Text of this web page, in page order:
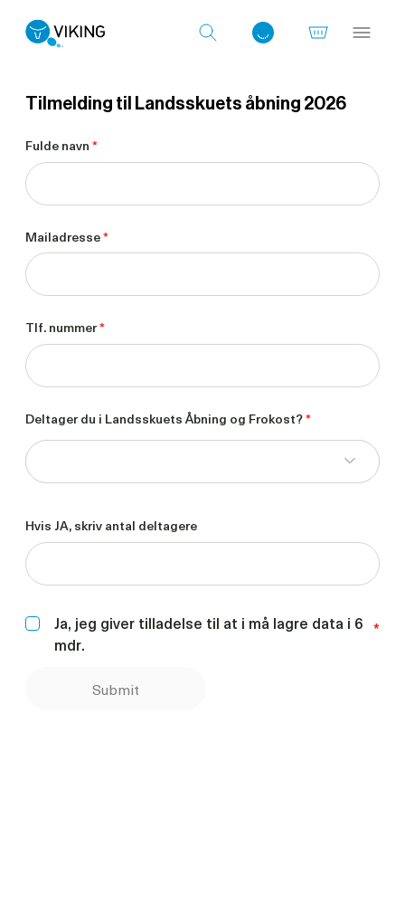
Tilmelding til Landsskuets åbning 2026
Fulde navn*
Mailadresse*
Tlf. nummer*
Deltager du i Landsskuets Åbning og Frokost?*
Hvis JA, skriv antal deltagere
Ja, jeg giver tilladelse til at i må lagre data i 6
mdr.
*
Submit